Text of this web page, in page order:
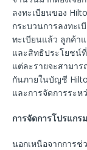
ลงทะเบียนของ
กระบวนการลงทะเ
ทะเบียนแล้ว ลูกค้า
และสิทธิประโยชน์
แต่ละรายจะสามาร
กันภายในบัญชี
และการจัดการระห
การจัดการโปรแกร
นอกเหนือจากการช่